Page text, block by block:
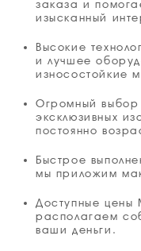
заказа и
изысканный
Высокие
и лучшее
износостойкие
Огромный
эксклюзивных
постоянно
Быстрое
мы приложим
Доступные
располагаем
ваши деньги.